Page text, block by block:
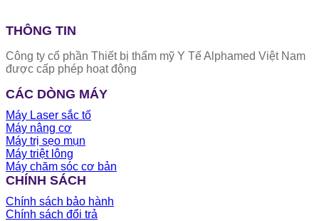
THÔNG TIN
Công ty cổ phần Thiết bị thẩm mỹ Y Tế Alphamed Việt Nam
được cấp phép hoạt động
CÁC DÒNG MÁY
Máy Laser sắc tố
Máy nâng cơ
Máy trị sẹo mụn
Máy triệt lông
Máy chăm sóc cơ bản
CHÍNH SÁCH
Chính sách bảo hành
Chính sách đổi trả